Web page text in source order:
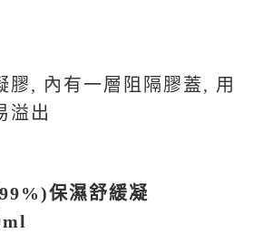
膠, 內有一層阻隔膠蓋, 用
溢出
保濕舒緩凝